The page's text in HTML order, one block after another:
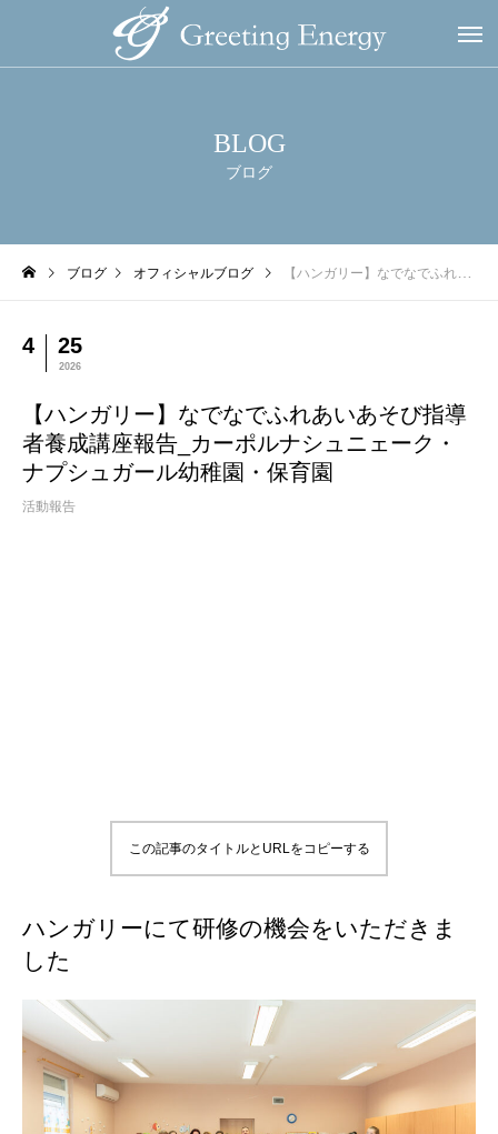
BLOG
ブログ
ブログ オフィシャルブログ 【ハンガリー】なでなでふれあいあそび指導者養成講座報告_カーポルナシュニェーク・ナプシュガール幼稚園・保育園
4 25
2026
【ハンガリー】なでなでふれあいあそび指導
者養成講座報告_カーポルナシュニェーク・
ナプシュガール幼稚園・保育園
活動報告
この記事のタイトルとURLをコピーする
ハンガリーにて研修の機会をいただきま
した